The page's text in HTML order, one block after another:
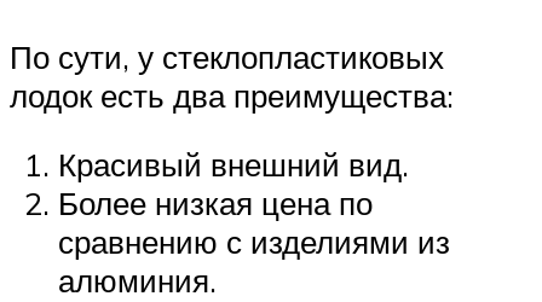
По сути, у стеклопластиковых
лодок есть два преимущества:
Красивый внешний вид.
Более низкая цена по
сравнению с изделиями из
алюминия.